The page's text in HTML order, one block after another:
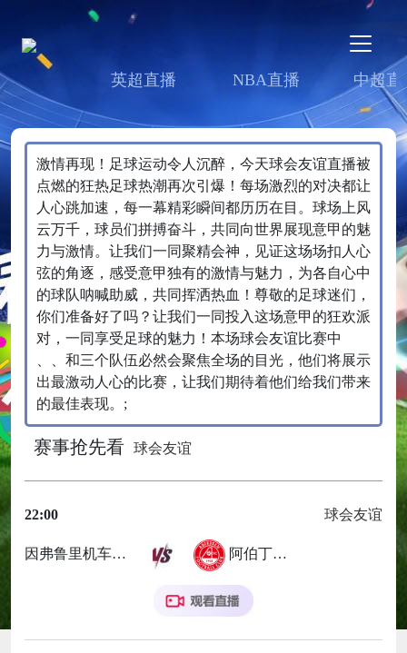
英超直播 NBA直播 中超直
激情再现！足球运动令人沉醉，今天球会友谊直播被
点燃的狂热足球热潮再次引爆！每场激烈的对决都让
人心跳加速，每一幕精彩瞬间都历历在目。球场上风
云万千，球员们拼搏奋斗，共同向世界展现意甲的魅
力与激情。让我们一同聚精会神，见证这场场扣人心
弦的角逐，感受意甲独有的激情与魅力，为各自心中
的球队呐喊助威，共同挥洒热血！尊敬的足球迷们，
你们准备好了吗？让我们一同投入这场意甲的狂欢派
对，一同享受足球的魅力！本场球会友谊比赛中
、、和三个队伍必然会聚焦全场的目光，他们将展示
出最激动人心的比赛，让我们期待着他们给我们带来
的最佳表现。;
赛事抢先看 球会友谊
22:00 球会友谊
因弗鲁里机车厂 阿伯丁后备队